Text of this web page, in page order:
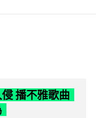
播不雅歌曲